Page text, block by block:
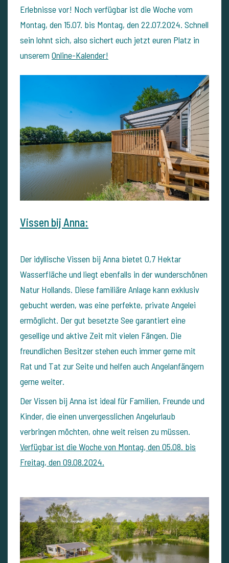
Erlebnisse vor! Noch verfügbar ist die Woche vom
Montag, den 15.07. bis Montag, den 22.07.2024. Schnell
sein lohnt sich, also sichert euch jetzt euren Platz in
unserem Online-Kalender!
Vissen bij Anna:
Der idyllische Vissen bij Anna bietet 0,7 Hektar
Wasserfläche und liegt ebenfalls in der wunderschönen
Natur Hollands. Diese familiäre Anlage kann exklusiv
gebucht werden, was eine perfekte, private Angelei
ermöglicht. Der gut besetzte See garantiert eine
gesellige und aktive Zeit mit vielen Fängen. Die
freundlichen Besitzer stehen euch immer gerne mit
Rat und Tat zur Seite und helfen auch Angelanfängern
gerne weiter.
Der Vissen bij Anna ist ideal für Familien, Freunde und
Kinder, die einen unvergesslichen Angelurlaub
verbringen möchten, ohne weit reisen zu müssen.
Verfügbar ist die Woche von Montag, den 05.08. bis
Freitag, den 09.08.2024.